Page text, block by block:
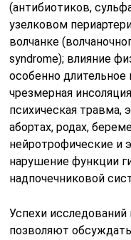
(антибиотиков,
узелковом
волчанке
syndrome); влияние
особенно
чрезмерная
психическая травма,
абортах, родах,
нейротрофические и
нарушение функции
надпочечниковой
Успехи
позволяют